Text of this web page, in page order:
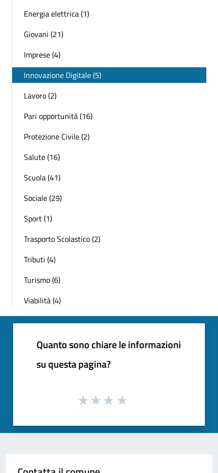
Energia elettrica (1)
Giovani (21)
Imprese (4)
Innovazione Digitale (5)
Lavoro (2)
Pari opportunità (16)
Protezione Civile (2)
Salute (16)
Scuola (41)
Sociale (29)
Sport (1)
Trasporto Scolastico (2)
Tributi (4)
Turismo (6)
Viabilità (4)
Quanto sono chiare le informazioni
su questa pagina?